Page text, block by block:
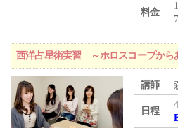
料金
西洋占星術実習 ～ホロスコープから
講師
日程